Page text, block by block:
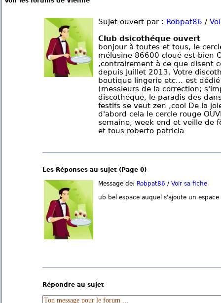
Sujet ouvert par : Robpat86 /
Club dsicothéque ouvert
bonjour à toutes et tous, le
mélusine 86600 cloué est bien
,contrairement à ce que disent
depuis Juillet 2013. Votre
boutique lingerie etc... est
(messieurs de la correction;
discothéque, le paradis des
festifs se veut zen ,cool De la
d'abord cela le cercle rouge
semaine, week end et veille de
et tous roberto patricia
Les Réponses au sujet (Page 0)
Message de: Robpat86 / Voir sa fiche
ub bel espace auquel s'ajoute un
Répondre au sujet